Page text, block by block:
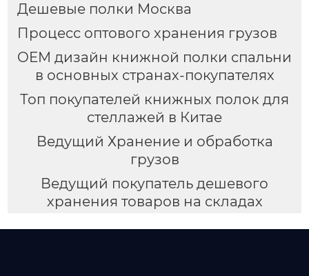
Дешевые полки Москва
Процесс оптового хранения грузов
OEM дизайн книжной полки спальни
в основных странах-покупателях
Топ покупателей книжных полок для
стеллажей в Китае
Ведущий Хранение и обработка
грузов
Ведущий покупатель дешевого
хранения товаров на складах